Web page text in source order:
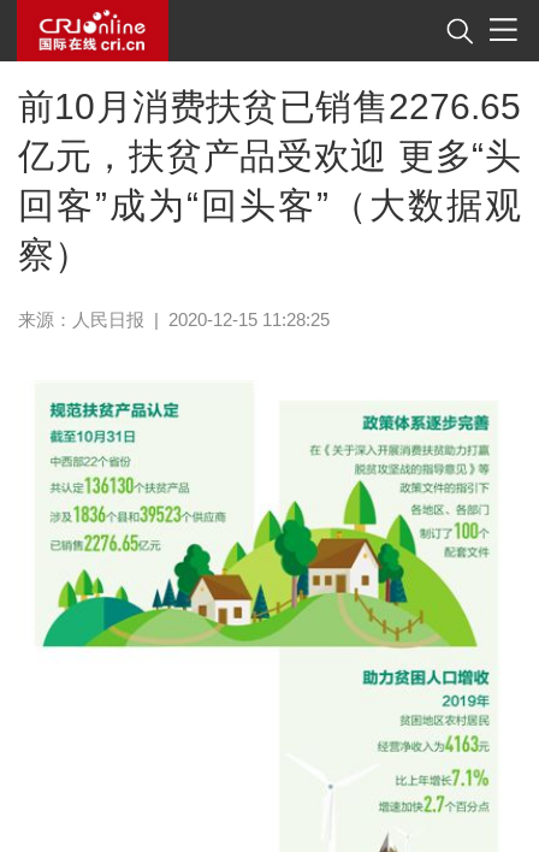
前10月消费扶贫已销售2276.65
亿元，扶贫产品受欢迎 更多“头
回客”成为“回头客”（大数据观
察）
来源： 人民日报 | 2020-12-15 11:28:25